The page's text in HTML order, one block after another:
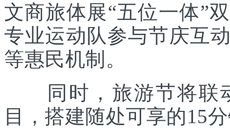
文商旅体展“五位一体”
专业运动队参与节庆互
等惠民机制。
同时，旅游节将联
目，搭建随处可享的15